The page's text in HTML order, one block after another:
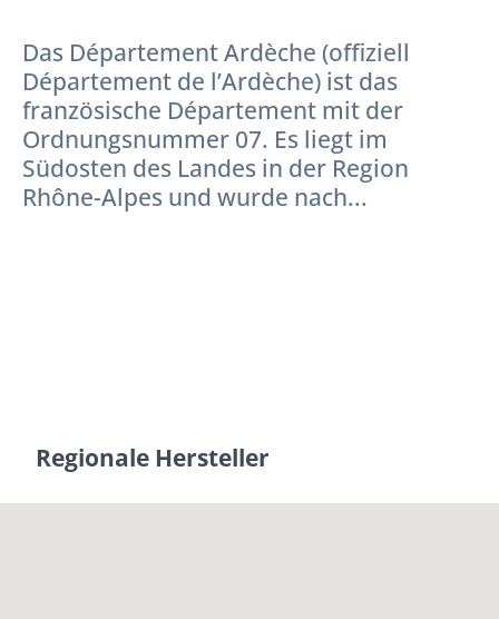
Das Département Ardèche (offiziell
Département de l’Ardèche) ist das
französische Département mit der
Ordnungsnummer 07. Es liegt im
Südosten des Landes in der Region
Rhône-Alpes und wurde nach...
Regionale Hersteller